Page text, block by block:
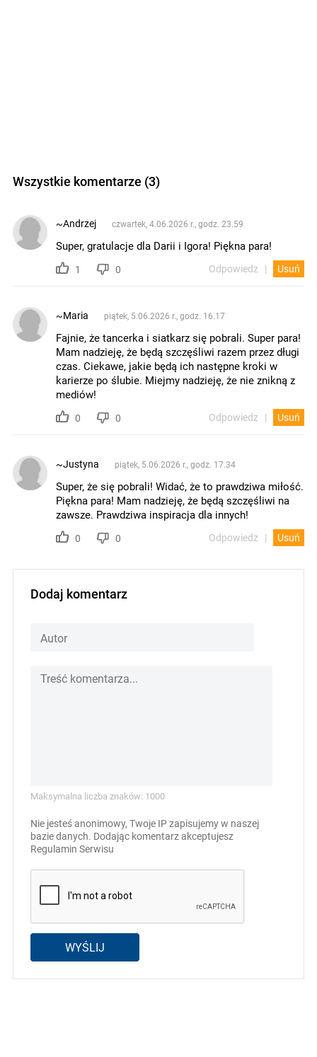
Wszystkie komentarze (3)
~Andrzej czwartek, 4.06.2026 r., godz. 23.59
Super, gratulacje dla Darii i Igora! Piękna para!
1 0 Odpowiedz Usuń
~Maria piątek, 5.06.2026 r., godz. 16.17
Fajnie, że tancerka i siatkarz się pobrali. Super para!
Mam nadzieję, że będą szczęśliwi razem przez długi
czas. Ciekawe, jakie będą ich następne kroki w
karierze po ślubie. Miejmy nadzieję, że nie znikną z
mediów!
0 0 Odpowiedz Usuń
~Justyna piątek, 5.06.2026 r., godz. 17.34
Super, że się pobrali! Widać, że to prawdziwa miłość.
Piękna para! Mam nadzieję, że będą szczęśliwi na
zawsze. Prawdziwa inspiracja dla innych!
0 0 Odpowiedz Usuń
Dodaj komentarz
Maksymalna liczba znaków: 1000
Nie jesteś anonimowy, Twoje IP zapisujemy w naszej
bazie danych. Dodając komentarz akceptujesz
Regulamin Serwisu
WYŚLIJ